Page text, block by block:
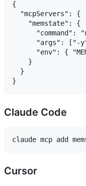
{
  "mcpServers": {
    "memstate": {
"command":
"args": ["-
"env": {
    }
  }
Claude Code
Cursor